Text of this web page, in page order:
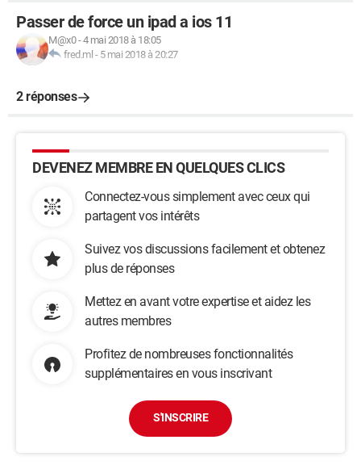
Passer de force un ipad a ios 11
M@x0-4 mai 2018 à 18:05
fred.ml - 5 mai 2018 à 20:27
2 réponses
DEVENEZ MEMBRE EN QUELQUES CLICS
Connectez-vous simplement avec ceux qui
partagent vos intérêts
Suivez vos discussions facilement et obtenez
plus de réponses
Mettez en avant votre expertise et aidez les
autres membres
Profitez de nombreuses fonctionnalités
supplémentaires en vous inscrivant
S'INSCRIRE